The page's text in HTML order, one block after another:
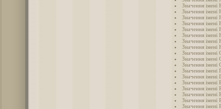
Значення імені
Значення імені
Значення імені
Значення імені
Значення імені
Значення імені
Значення імені
Значення імені
Значення імені
Значення імені
Значення імені
Значення імені
Значення імені
Значення імені
Значення імені
Значення імені
Значення імені
Значення імені